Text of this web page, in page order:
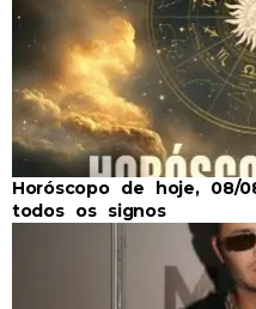
Horóscopo de hoje, 08/
todos os signos